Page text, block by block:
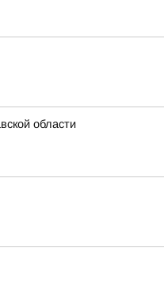
области